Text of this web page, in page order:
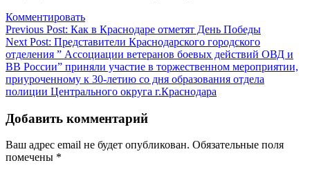
Комментировать
Навигация
по
записям
Previous Post: Как в Краснодаре отметят День Победы
Next Post: Представители Краснодарского городского
отделения ” Ассоциации ветеранов боевых действий ОВД и
ВВ России” приняли участие в торжественном мероприятии,
приуроченному к 30-летию со дня образования отдела
полиции Центрального округа г.Краснодара
Добавить комментарий
Ваш адрес email не будет опубликован. Обязательные поля
помечены *